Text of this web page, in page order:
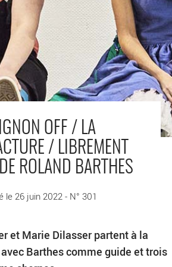
OFF / LA
/ LIBREMENT
ROLAND BARTHES
le 26 juin 2022 - N° 301
et Marie Dilasser partent à la
Barthes comme guide et trois